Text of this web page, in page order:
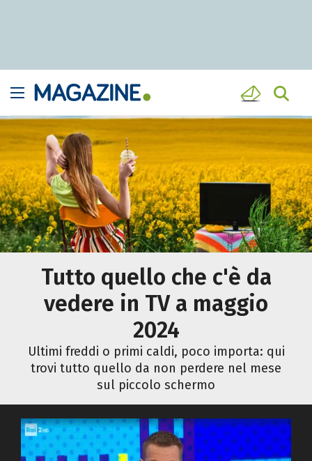
Tutto quello che c'è da
vedere in TV a maggio
2024
Ultimi freddi o primi caldi, poco importa: qui
trovi tutto quello da non perdere nel mese
sul piccolo schermo